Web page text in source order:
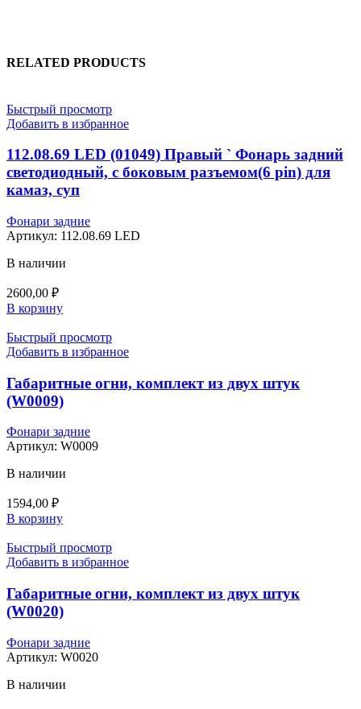
RELATED PRODUCTS
Быстрый просмотр
Добавить в избранное
112.08.69 LED (01049) Правый ` Фонарь задний
светодиодный, с боковым разъемом(6 pin) для
камаз, суп
Фонари задние
Артикул: 112.08.69 LED
В наличии
2600,00 ₽
В корзину
Быстрый просмотр
Добавить в избранное
Габаритные огни, комплект из двух штук
(W0009)
Фонари задние
Артикул: W0009
В наличии
1594,00 ₽
В корзину
Быстрый просмотр
Добавить в избранное
Габаритные огни, комплект из двух штук
(W0020)
Фонари задние
Артикул: W0020
В наличии